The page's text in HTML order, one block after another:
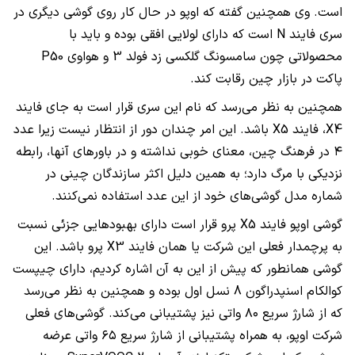
است. وی همچنین گفته که اوپو در حال کار روی گوشی دیگری در
سری فایند N است که دارای لولایی افقی بوده و باید با
محصولاتی چون سامسونگ گلکسی زد فولد 3 و هواوی
P50
پاکت در بازار چین رقابت کند.
همچنین به نظر می‌رسد که نام این سری قرار است به جای فایند
X4، فایند X5 باشد. این امر چندان دور از انتظار نیست زیرا عدد
۴ در فرهنگ چین، معنای خوبی نداشته و در باور‌های آنها، رابطه
نزدیکی با مرگ دارد؛ به همین دلیل اکثر سازندگان چینی در
شماره مدل گوشی‌های خود از این عدد استفاده نمی‌کنند.
گوشی اوپو فایند X5 پرو قرار است دارای بهبود‌هایی جزئی نسبت
به پرچمدار فعلی این شرکت یا همان فایند X3 پرو باشد. این
گوشی همانطور که پیش از این به آن اشاره کردیم، دارای چیپست
کوالکام اسنپدراگون 8 نسل اول بوده و همچنین به نظر می‌رسد
که از شارژ سریع ۸۰ واتی نیز پشتیبانی می‌کند. گوشی‌های فعلی
شرکت اوپو، به همراه پشتیبانی از شارژ سریع ۶۵ واتی عرضه